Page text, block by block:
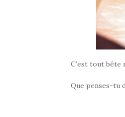
C’est tout bête
Que penses-tu